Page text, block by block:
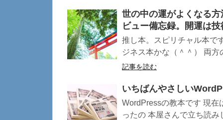
世の中の運がよくなる
ビュー備忘録。開運は
推し本。スピリチャル本で
ジネス本かな（＾＾） 両
記事を読む
いちばんやさしい
WordPressの教本です 現在
ったの 本屋さんで立ち読み